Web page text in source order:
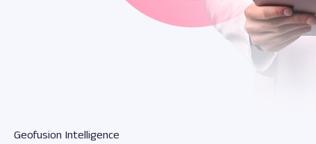
Geofusion Intelligence